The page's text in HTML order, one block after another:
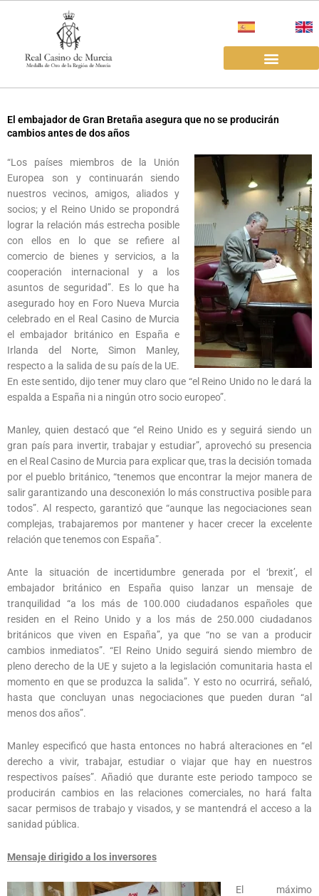
El embajador de Gran Bretaña asegura que no se producirán
cambios antes de dos años
“Los países miembros de la Unión
Europea son y continuarán siendo
nuestros vecinos, amigos, aliados y
socios; y el Reino Unido se propondrá
lograr la relación más estrecha posible
con ellos en lo que se refiere al
comercio de bienes y servicios, a la
cooperación internacional y a los
asuntos de seguridad”. Es lo que ha
asegurado hoy en Foro Nueva Murcia
celebrado en el Real Casino de Murcia
el embajador británico en España e
Irlanda del Norte, Simon Manley,
respecto a la salida de su país de la UE.
En este sentido, dijo tener muy claro que “el Reino Unido no le dará la
espalda a España ni a ningún otro socio europeo”.
Manley, quien destacó que “el Reino Unido es y seguirá siendo un
gran país para invertir, trabajar y estudiar”, aprovechó su presencia
en el Real Casino de Murcia para explicar que, tras la decisión tomada
por el pueblo británico, “tenemos que encontrar la mejor manera de
salir garantizando una desconexión lo más constructiva posible para
todos”. Al respecto, garantizó que “aunque las negociaciones sean
complejas, trabajaremos por mantener y hacer crecer la excelente
relación que tenemos con España”.
Ante la situación de incertidumbre generada por el ‘brexit’, el
embajador británico en España quiso lanzar un mensaje de
tranquilidad “a los más de 100.000 ciudadanos españoles que
residen en el Reino Unido y a los más de 250.000 ciudadanos
británicos que viven en España”, ya que “no se van a producir
cambios inmediatos”. “El Reino Unido seguirá siendo miembro de
pleno derecho de la UE y sujeto a la legislación comunitaria hasta el
momento en que se produzca la salida”. Y esto no ocurrirá, señaló,
hasta que concluyan unas negociaciones que pueden duran “al
menos dos años”.
Manley especificó que hasta entonces no habrá alteraciones en “el
derecho a vivir, trabajar, estudiar o viajar que hay en nuestros
respectivos países”. Añadió que durante este periodo tampoco se
producirán cambios en las relaciones comerciales, no hará falta
sacar permisos de trabajo y visados, y se mantendrá el acceso a la
sanidad pública.
Mensaje dirigido a los inversores
El máximo